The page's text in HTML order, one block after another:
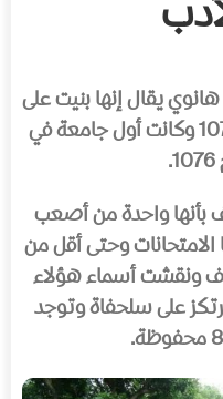
يقال إنها بنيت على
شرف كونفوشيوس في عام 1070 وكانت أول جامعة في
عام وتعرف بأنها واحدة من أصعب
الامتحانات وحتى أقل من
ونقشت أسماء هؤلاء
حجرية ترتكز على سلحفاة وتوجد